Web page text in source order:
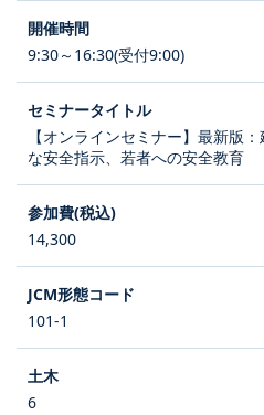
9:30～16:30(受付9:00)
【オンラインセミナー】最新版
な安全指示、若者への安全教育
14,300
101-1
6